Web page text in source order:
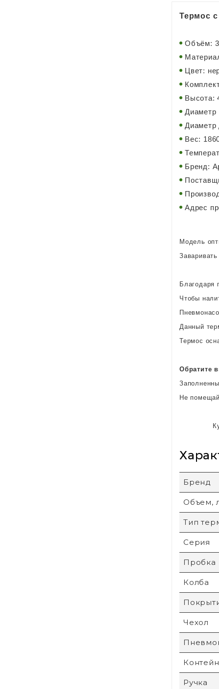
Термос
Объём:
Цвет:
Высота:
Диаметр
Вес:
Бренд:
Адрес
Модель
Благодаря
Чтобы
Данный
Термос
Обратите
Не
Бренд
Объем,
Тип
Серия
Пробка
Колба
Чехол
Ручка